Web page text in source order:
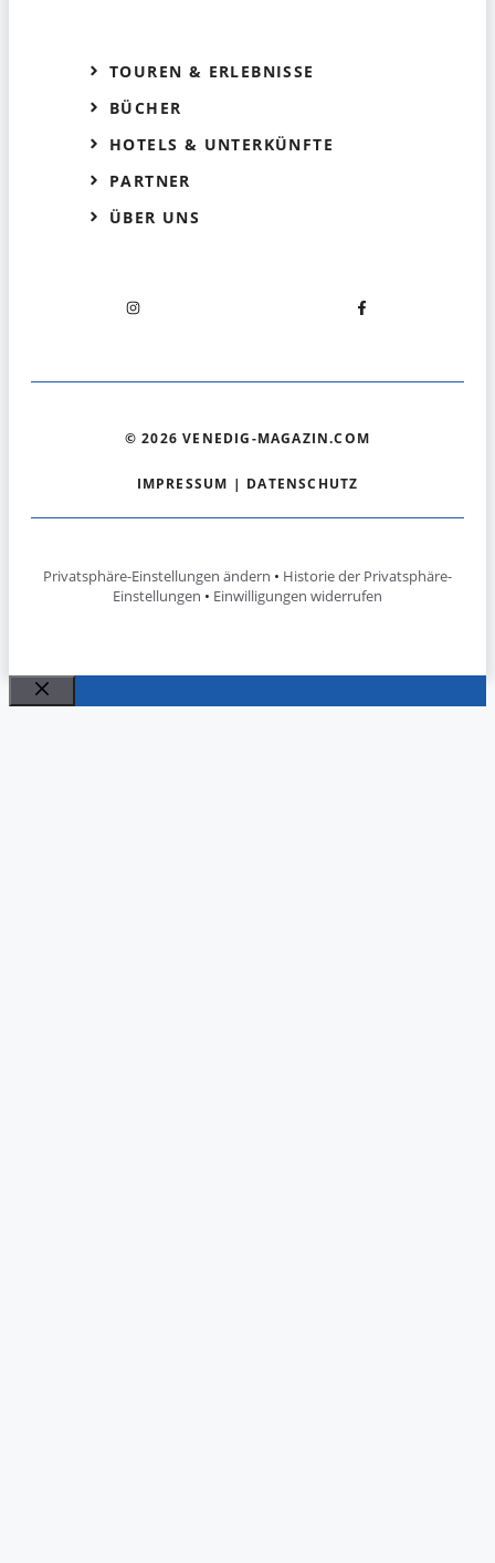
TOUREN & ERLEBNISSE
BÜCHER
HOTELS & UNTERKÜNFTE
PARTNER
ÜBER UNS
© 2026 VENEDIG-MAGAZIN.COM
IMPRESSUM | DATENSCHUTZ
Privatsphäre-Einstellungen ändern • Historie der Privatsphäre-
Einstellungen • Einwilligungen widerrufen
Schließen